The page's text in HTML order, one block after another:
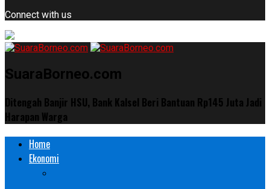
Connect with us
SuaraBorneo.com
Ditengah Banjir HSU, Bank Kalsel Beri Bantuan Rp145 Juta Jadi
Harapan Warga
Home
Ekonomi